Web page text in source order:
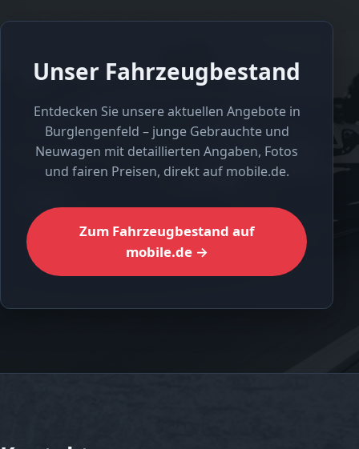
Unser Fahrzeugbestand
Entdecken Sie unsere aktuellen Angebote in
Burglengenfeld – junge Gebrauchte und
Neuwagen mit detaillierten Angaben, Fotos
und fairen Preisen, direkt auf mobile.de.
Zum Fahrzeugbestand auf
mobile.de →